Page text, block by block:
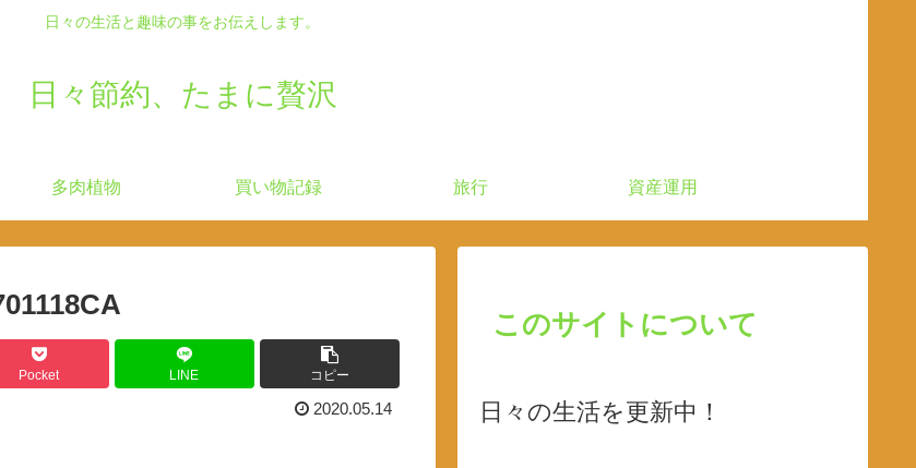
日々の生活と趣味の事をお伝えします。
日々節約、たまに贅沢
多肉植物 買い物記録 旅行 資産運用
Pocket LINE コピー
2020.05.14
このサイトについて
日々の生活を更新中！